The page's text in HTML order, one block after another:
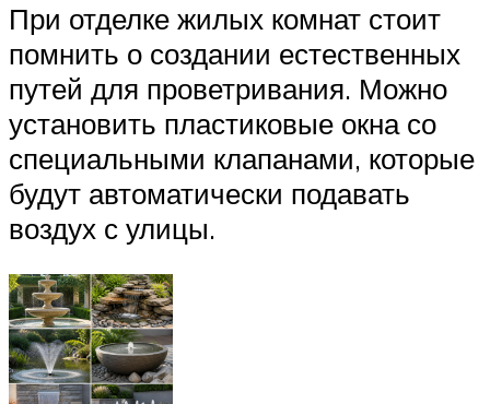
При отделке жилых комнат стоит
помнить о создании естественных
путей для проветривания. Можно
установить пластиковые окна со
специальными клапанами, которые
будут автоматически подавать
воздух с улицы.